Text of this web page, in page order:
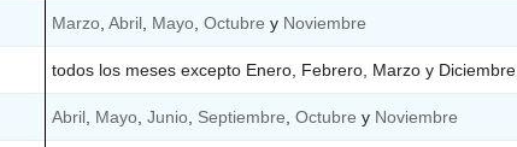
Marzo Abril Mayo Octubre y Noviembre
todos los meses excepto Enero, Febrero, Marzo y Diciembre
Abril Mayo Junio Septiembre Octubre y Noviembre